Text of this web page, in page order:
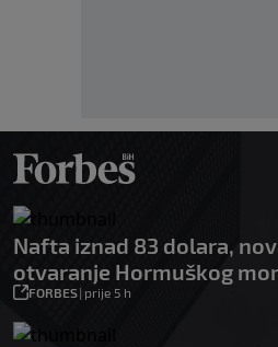
Nafta iznad 83 dolara,
otvaranje Hormuškog
FORBES| prije 5 h